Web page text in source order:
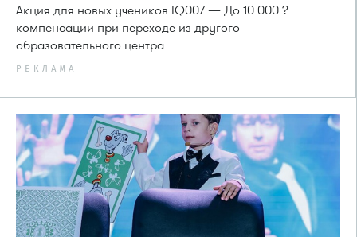
Акция для новых учеников IQ007 — До 10 000 ?
компенсации при переходе из другого
образовательного центра
РЕКЛАМА